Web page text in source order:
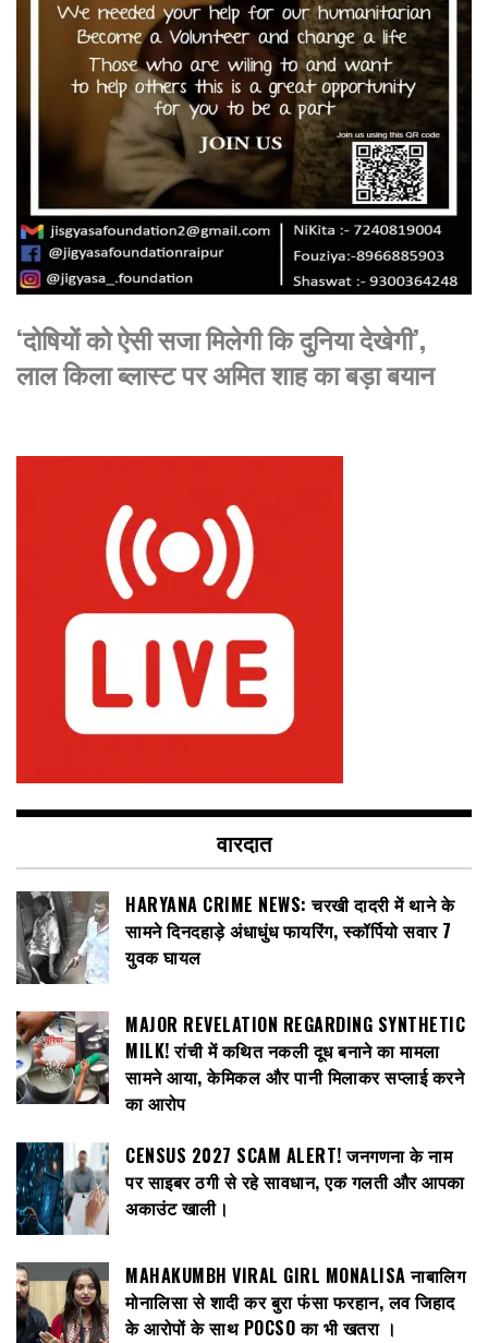
‘दोषियों को ऐसी सजा मिलेगी कि दुनिया देखेगी’,
लाल किला ब्लास्ट पर अमित शाह का बड़ा बयान
वारदात
HARYANA CRIME NEWS: चरखी दादरी में थाने के
सामने दिनदहाड़े अंधाधुंध फायरिंग, स्कॉर्पियो सवार 7
युवक घायल
MAJOR REVELATION REGARDING SYNTHETIC
MILK! रांची में कथित नकली दूध बनाने का मामला
सामने आया, केमिकल और पानी मिलाकर सप्लाई करने
का आरोप
CENSUS 2027 SCAM ALERT! जनगणना के नाम
पर साइबर ठगी से रहे सावधान, एक गलती और आपका
अकाउंट खाली।
MAHAKUMBH VIRAL GIRL MONALISA नाबालिग
मोनालिसा से शादी कर बुरा फंसा फरहान, लव जिहाद
के आरोपों के साथ POCSO का भी खतरा ।